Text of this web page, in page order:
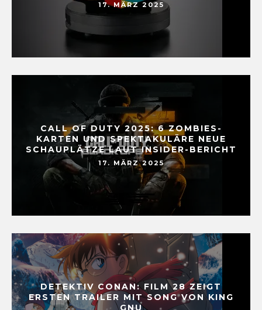
17. MÄRZ 2025
CALL OF DUTY 2025: 6 ZOMBIES-
KARTEN UND SPEKTAKULÄRE NEUE
SCHAUPLÄTZE LAUT INSIDER-BERICHT
17. MÄRZ 2025
DETEKTIV CONAN: FILM 28 ZEIGT
ERSTEN TRAILER MIT SONG VON KING
GNU